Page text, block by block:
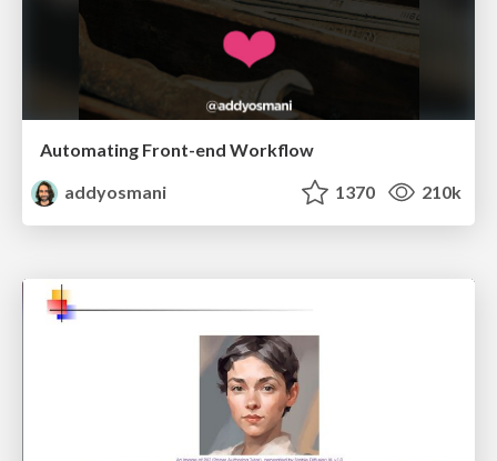
Automating Front-end Workflow
addyosmani
1370 210k